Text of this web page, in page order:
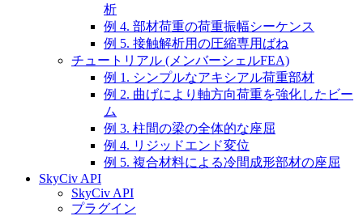
析
例 4. 部材荷重の荷重振幅シーケンス
例 5. 接触解析用の圧縮専用ばね
チュートリアル (メンバーシェルFEA)
例 1. シンプルなアキシアル荷重部材
例 2. 曲げにより軸方向荷重を強化したビー
ム
例 3. 柱間の梁の全体的な座屈
例 4. リジッドエンド変位
例 5. 複合材料による冷間成形部材の座屈
SkyCiv API
SkyCiv API
プラグイン